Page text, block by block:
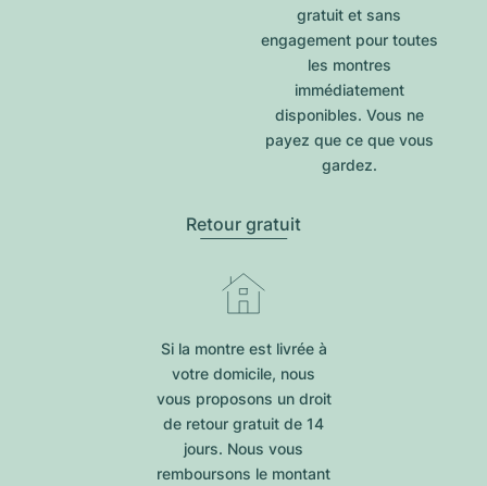
gratuit et sans
engagement pour toutes
les montres
immédiatement
disponibles. Vous ne
payez que ce que vous
gardez.
Retour gratuit
Si la montre est livrée à
votre domicile, nous
vous proposons un droit
de retour gratuit de 14
jours. Nous vous
remboursons le montant